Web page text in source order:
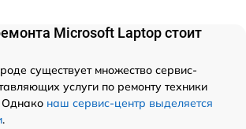
Microsoft Laptop стоит
существует множество сервис-
услуги по ремонту техники
Однако наш сервис-центр выделяется
.